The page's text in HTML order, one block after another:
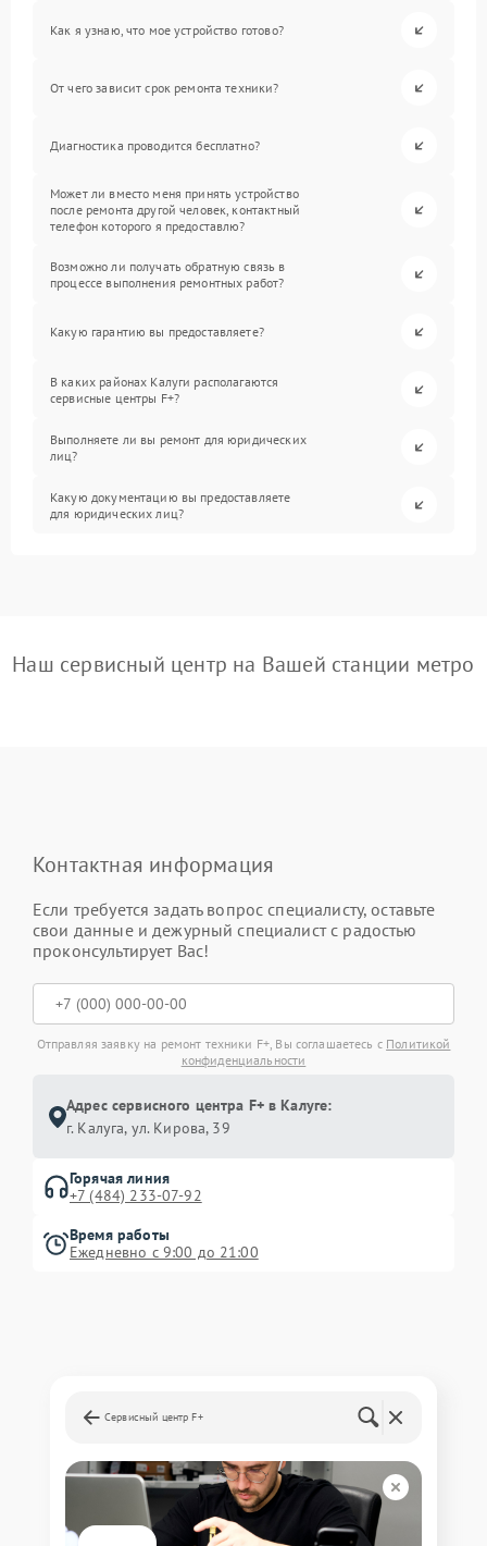
Как я узнаю, что мое устройство готово?
От чего зависит срок ремонта техники?
Диагностика проводится бесплатно?
Может ли вместо меня принять устройство
после ремонта другой человек, контактный
телефон которого я предоставлю?
Возможно ли получать обратную связь в
процессе выполнения ремонтных работ?
Какую гарантию вы предоставляете?
В каких районах Калуги располагаются
сервисные центры F+?
Выполняете ли вы ремонт для юридических
лиц?
Какую документацию вы предоставляете
для юридических лиц?
Наш сервисный центр на Вашей станции метро
Контактная информация
Если требуется задать вопрос специалисту, оставьте
свои данные и дежурный специалист с радостью
проконсультирует Вас!
Отправляя заявку на ремонт техники F+, Вы соглашаетесь с Политикой
конфиденциальности
Адрес сервисного центра F+ в Калуге:
г. Калуга, ул. Кирова, 39
Горячая линия
+7 (484) 233-07-92
Время работы
Ежедневно с 9:00 до 21:00
Сервисный центр F+